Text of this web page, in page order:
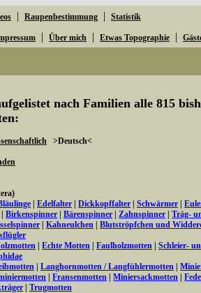
| Raupenbestimmung | Statistik
| Über mich | Etwas Topographie |
nach Familien alle 815
>Deutsch<
Edelfalter Dickkopffalter Schwärmer
Birkenspinner Bärenspinner Zahnspinner Träg-
Kahneulchen Blutströpfchen und
Echte Motten Faulholzmotten Schleier-
Langhornmotten / Langfühlermotten
Fransenmotten Miniersackmotten
Trugmotten